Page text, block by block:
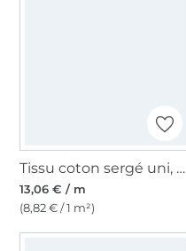
Tissu coton sergé uni, marine
13,06 € / m
(8,82 € / 1 m²)